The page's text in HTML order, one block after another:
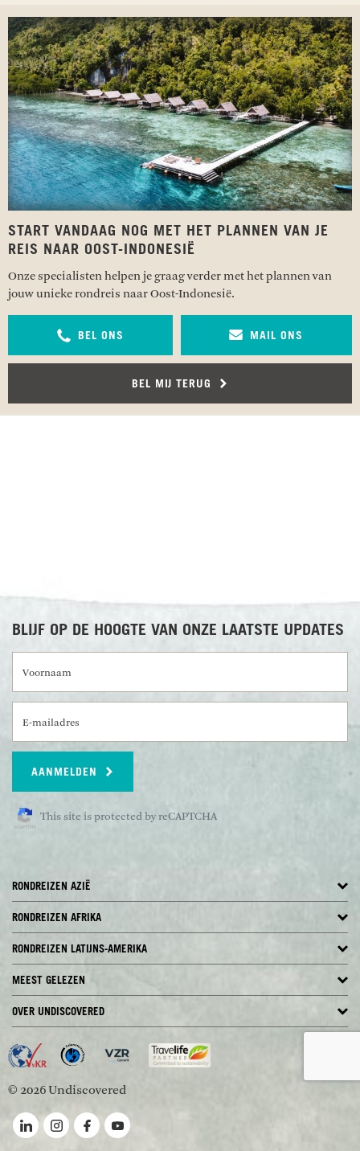
START VANDAAG NOG MET HET PLANNEN VAN JE
REIS NAAR OOST-INDONESIË
Onze specialisten helpen je graag verder met het plannen van
jouw unieke rondreis naar Oost-Indonesië.
BEL ONS MAIL ONS
BEL MIJ TERUG
BLIJF OP DE HOOGTE VAN ONZE LAATSTE UPDATES
AANMELDEN
This site is protected by reCAPTCHA
RONDREIZEN AZIË
RONDREIZEN AFRIKA
RONDREIZEN LATIJNS-AMERIKA
MEEST GELEZEN
OVER UNDISCOVERED
© 2026 Undiscovered
Volg ons op LinkedIn
Volg ons op Instagram
Volg ons op Facebook
Volg ons op YouTube